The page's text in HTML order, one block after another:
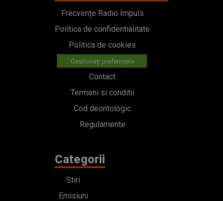
Frecvențe Radio Impuls
Politica de confidentialitate
Politica de cookies
Gestionați preferințele
Contact
Termeni si conditii
Cod deontologic
Regulamente
Categorii
Stiri
Emisiuni